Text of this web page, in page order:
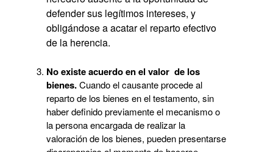
defender sus legítimos intereses, y
obligándose a acatar el reparto efectivo
de la herencia.
No existe acuerdo en el valor de los
bienes.Cuando el causante procede al
reparto de los bienes en el testamento, sin
haber definido previamente el mecanismo o
la persona encargada de realizar la
valoración de los bienes, pueden presentarse